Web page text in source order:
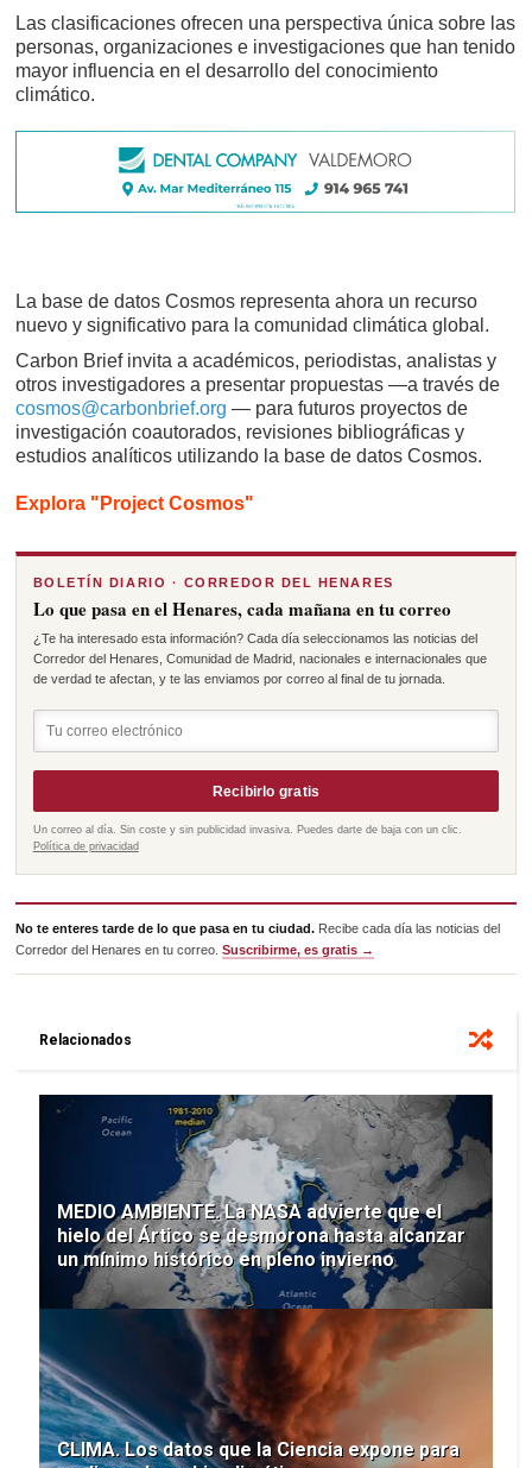
Las clasificaciones ofrecen una perspectiva única sobre las
personas, organizaciones e investigaciones que han tenido
mayor influencia en el desarrollo del conocimiento
climático.
La base de datos Cosmos representa ahora un recurso
nuevo y significativo para la comunidad climática global.
Carbon Brief invita a académicos, periodistas, analistas y
otros investigadores a presentar propuestas —a través de
cosmos@carbonbrief.org — para futuros proyectos de
investigación coautorados, revisiones bibliográficas y
estudios analíticos utilizando la base de datos Cosmos.
Explora "Project Cosmos"
BOLETÍN DIARIO · CORREDOR DEL HENARES
Lo que pasa en el Henares, cada mañana en tu correo
¿Te ha interesado esta información? Cada día seleccionamos las noticias del
Corredor del Henares, Comunidad de Madrid, nacionales e internacionales que
de verdad te afectan, y te las enviamos por correo al final de tu jornada.
Recibirlo gratis
Un correo al día. Sin coste y sin publicidad invasiva. Puedes darte de baja con un clic.
Política de privacidad
No te enteres tarde de lo que pasa en tu ciudad. Recibe cada día las noticias del
Corredor del Henares en tu correo.Suscribirme, es gratis →
Relacionados
MEDIO AMBIENTE. La NASA advierte que el
hielo del Ártico se desmorona hasta alcanzar
un mínimo histórico en pleno invierno
CLIMA. Los datos que la Ciencia expone para